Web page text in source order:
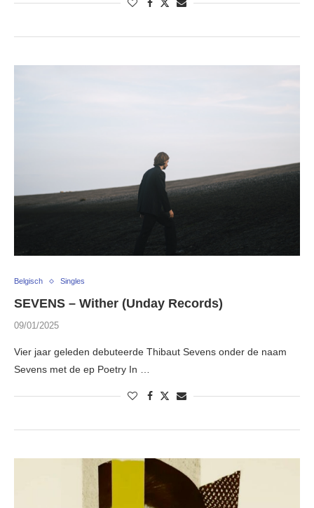
Belgisch Singles
SEVENS – Wither (Unday Records)
09/01/2025
Vier jaar geleden debuteerde Thibaut Sevens onder de naam
Sevens met de ep Poetry In …